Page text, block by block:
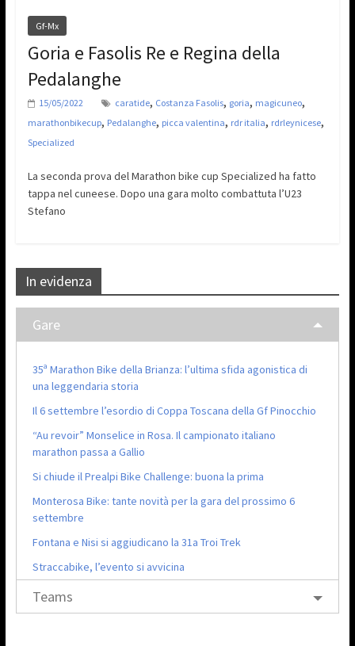
Gf-Mx
Goria e Fasolis Re e Regina della
Pedalanghe
15/05/2022 caratide, Costanza Fasolis, goria, magicuneo,
marathonbikecup, Pedalanghe, picca valentina, rdr italia, rdrleynicese,
Specialized
La seconda prova del Marathon bike cup Specialized ha fatto
tappa nel cuneese. Dopo una gara molto combattuta l’U23
Stefano
In evidenza
Gare
35ª Marathon Bike della Brianza: l’ultima sfida agonistica di
una leggendaria storia
Il 6 settembre l’esordio di Coppa Toscana della Gf Pinocchio
“Au revoir” Monselice in Rosa. Il campionato italiano
marathon passa a Gallio
Si chiude il Prealpi Bike Challenge: buona la prima
Monterosa Bike: tante novità per la gara del prossimo 6
settembre
Fontana e Nisi si aggiudicano la 31a Troi Trek
Straccabike, l’evento si avvicina
Teams